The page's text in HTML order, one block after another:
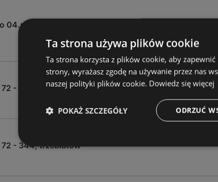
04.maj, 72 - 344, trzebiatów
- 344, trzebiatów
- 344, trzebiatów
Ta strona używa plików cookie
Ta strona korzysta z plików cookie, aby
strony, wyrażasz zgodę na używanie przez nas
naszej polityki plików cookie. Dowiedz się więcej
ODRZUĆ
POKAŻ SZCZEGÓŁY